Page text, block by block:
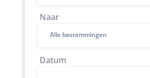
Naar
Alle bestemmingen
Datum